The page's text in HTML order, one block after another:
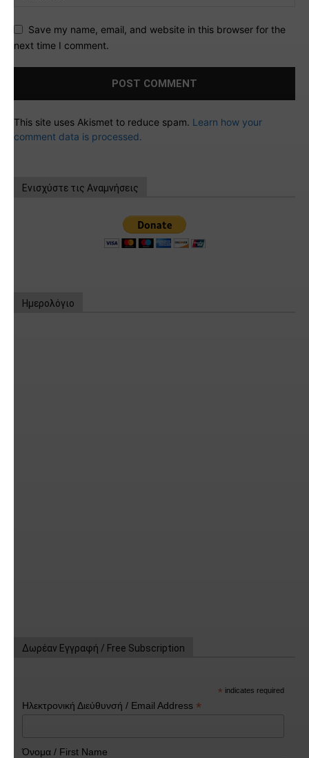
Save my name, email, and website in this browser for the
next time I comment.
This site uses Akismet to reduce spam. Learn how your
comment data is processed.
Ενισχύστε τις Αναμνήσεις
Ημερολόγιο
Δωρέαν Εγγραφή / Free Subscription
* indicates required
Ηλεκτρονική Διεύθυνσή / Email Address *
Όνομα / First Name